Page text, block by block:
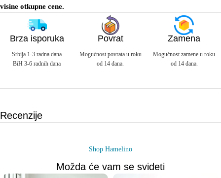
visine otkupne cene.
Brza isporuka
Srbija 1-3 radna dana
BiH 3-6 radnih dana
Povrat
Mogućnost povrata u roku
od 14 dana.
Zamena
Mogućnost zamene u roku
od 14 dana.
Recenzije
Shop Hamelino
Možda će vam se svideti